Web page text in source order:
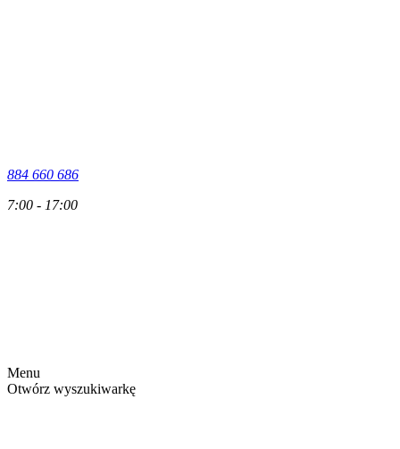
884 660 686
7:00 - 17:00
Menu
Otwórz wyszukiwarkę